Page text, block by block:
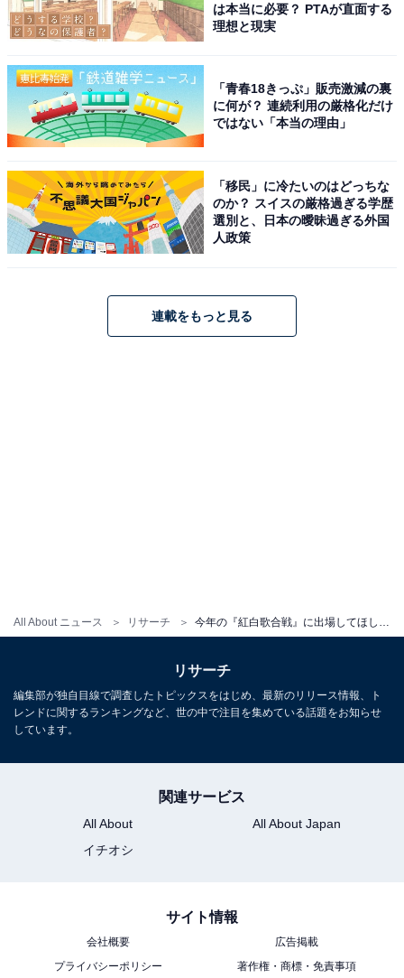
All About ニュース リサーチ
A post shared by Snow Man (@snowman.official.9)
1位には「Snow Man」が選ばれました。9人組の男性ア
イドルグループで、2020年1月にシングル『D.D.』でデ
ビュー。各メンバーが俳優業やモデル、バラエティ番組
などで活躍し、国民的な人気を誇ります。2021年の『第
集めたグループです。
なメンバーが多いので元気をもらえるから」（20代女性
／茨城県）、「メディアでの活躍がすごく、今や日本を
兵庫県）などの意見が寄せられました。
※回答者コメントは原文ママです
ビや芸能人に関するコラムなどを執筆。編集プロダクシ
ョン「ゆるま」を立ち上げる。
は本当に必要？ PTAが直面する
理想と現実
「青春18きっぷ」販売激減の裏
に何が？ 連続利用の厳格化だけ
ではない「本当の理由」
「移民」に冷たいのはどっちな
のか？ スイスの厳格過ぎる学歴
選別と、日本の曖昧過ぎる外国
人政策
連載をもっと見る
リサーチ
編集部が独自目線で調査したトピックスをはじめ、最新のリリース情報、ト
レンドに関するランキングなど、世の中で注目を集めている話題をお知らせ
しています。
関連サービス
All About
All About Japan
イチオシ
サイト情報
会社概要
広告掲載
プライバシーポリシー
著作権・商標・免責事項